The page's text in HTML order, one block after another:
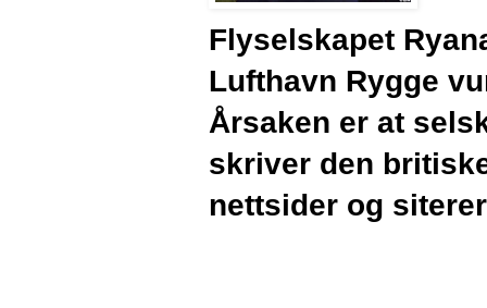
Flyselskapet
Lufthavn Rygge
Årsaken er at
skriver den
nettsider og